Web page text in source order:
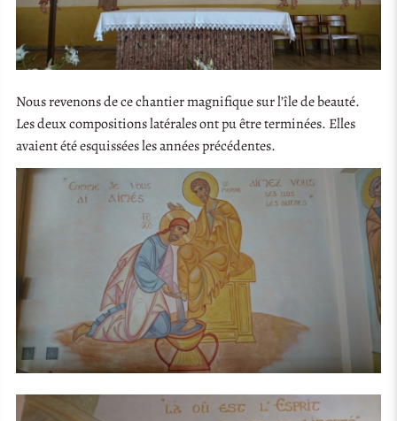
Nous revenons de ce chantier magnifique sur l’île de beauté.
Les deux compositions latérales ont pu être terminées. Elles
avaient été esquissées les années précédentes.